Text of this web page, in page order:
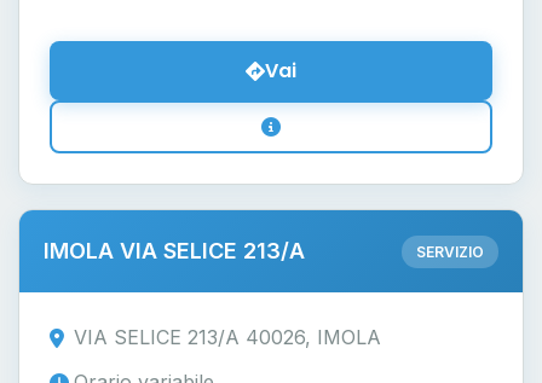
Vai
IMOLA VIA SELICE 213/A SERVIZIO
VIA SELICE 213/A 40026, IMOLA